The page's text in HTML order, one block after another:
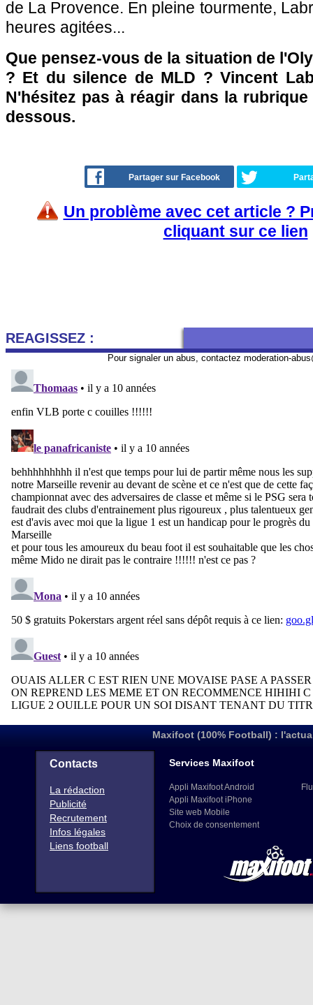
de La Provence. En pleine tourmente,
heures agitées...
Que pensez-vous de la situation de
? Et du silence de MLD ? Vincent
N'hésitez pas à réagir dans la
dessous.
Partager sur Facebook
Un problème avec cet article ?
cliquant sur ce lien
REAGISSEZ :
Pour signaler un abus, contactez moderation-
Maxifoot (100% Football) :
Contacts
La rédaction
Publicité
Recrutement
Infos légales
Liens football
Services Maxifoot
Appli Maxifoot Android
Appli Maxifoot iPhone
Site web Mobile
Choix de consentement